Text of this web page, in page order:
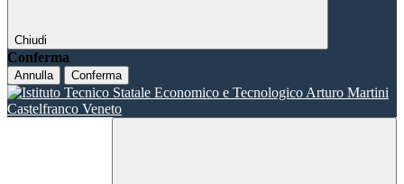
Chiudi
Conferma
Annulla Conferma